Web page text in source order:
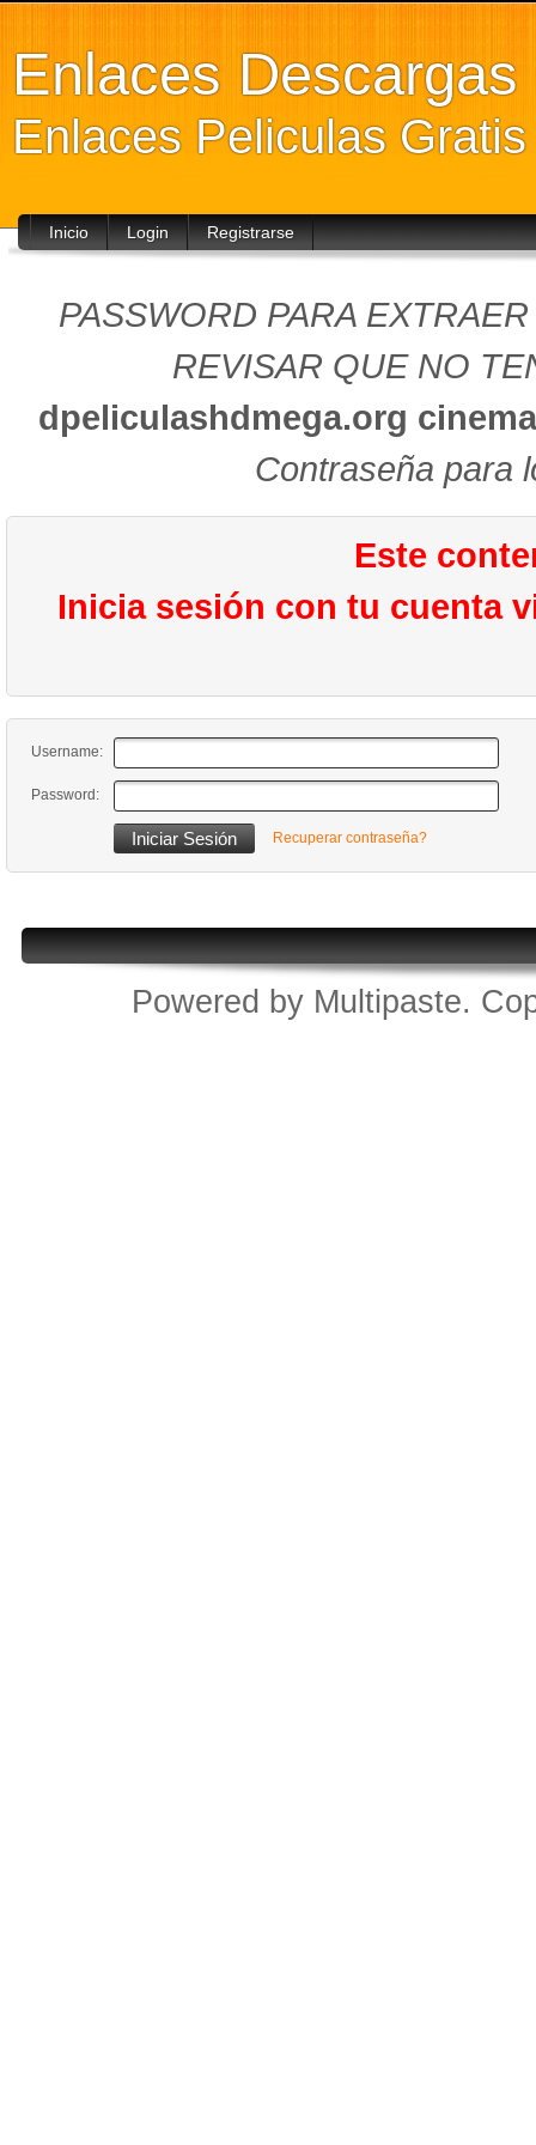
Enlaces
Enlaces Peliculas
Inicio Login Registrarse
PASSWORD PARA
REVISAR QUE NO
dpeliculashdmega.org
Contraseña para
Este
Inicia sesión con tu cuenta
Username:
Password:
Recuperar contraseña?
Powered by Multipaste.